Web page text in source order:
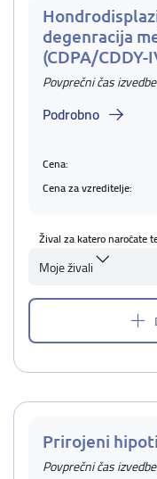
degenracija
(CDPA/CDDY-
Povprečni čas
Podrobno
Cena:
Cena za vzreditelje:
Žival za katero naročate
Moje živali
Prirojeni
Povprečni čas